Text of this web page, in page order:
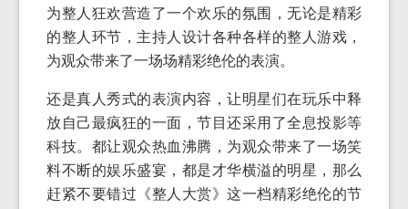
为整人狂欢营造了一个欢乐的氛围，无论是精彩
的整人环节，主持人设计各种各样的整人游戏，
为观众带来了一场场精彩绝伦的表演。
还是真人秀式的表演内容，让明星们在玩乐中释
放自己最疯狂的一面，节目还采用了全息投影等
科技。都让观众热血沸腾，为观众带来了一场笑
料不断的娱乐盛宴，都是才华横溢的明星，那么
赶紧不要错过《整人大赏》这一档精彩绝伦的节